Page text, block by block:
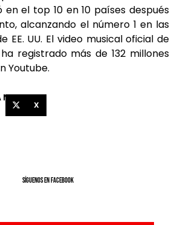
el top 10 en 10 países después
alcanzando el número 1 en las
EE. UU. El video musical oficial de
ha registrado más de 132 millones
Youtube.
NOTICIA
X
SíGUENOS EN FACEBOOK